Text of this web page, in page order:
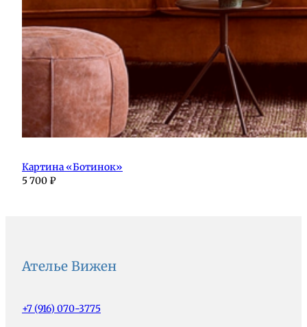
Картина «Ботинок»
5 700 ₽
Ателье Вижен
+7 (916) 070-3775